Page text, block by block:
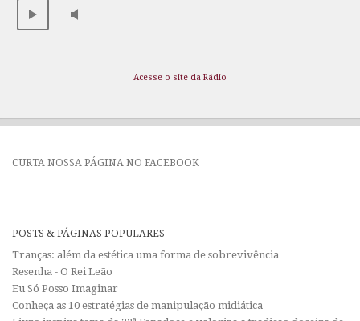
Acesse o site da Rádio
CURTA NOSSA PÁGINA NO FACEBOOK
POSTS & PÁGINAS POPULARES
Tranças: além da estética uma forma de sobrevivência
Resenha - O Rei Leão
Eu Só Posso Imaginar
Conheça as 10 estratégias de manipulação midiática